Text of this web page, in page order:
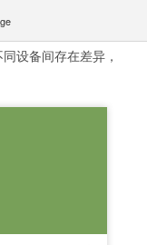
设备间存在差异，